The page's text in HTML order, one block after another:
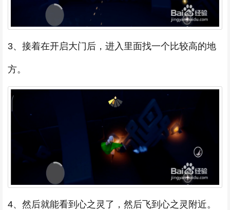
3、接着在开启大门后，进入里面找一个比较高的地
方。
4、然后就能看到心之灵了，然后飞到心之灵附近。